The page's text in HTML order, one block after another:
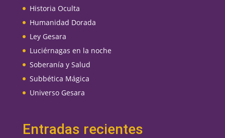
Historia Oculta
Humanidad Dorada
Ley Gesara
Luciérnagas en la noche
Soberanía y Salud
Subbética Mágica
Universo Gesara
Entradas recientes